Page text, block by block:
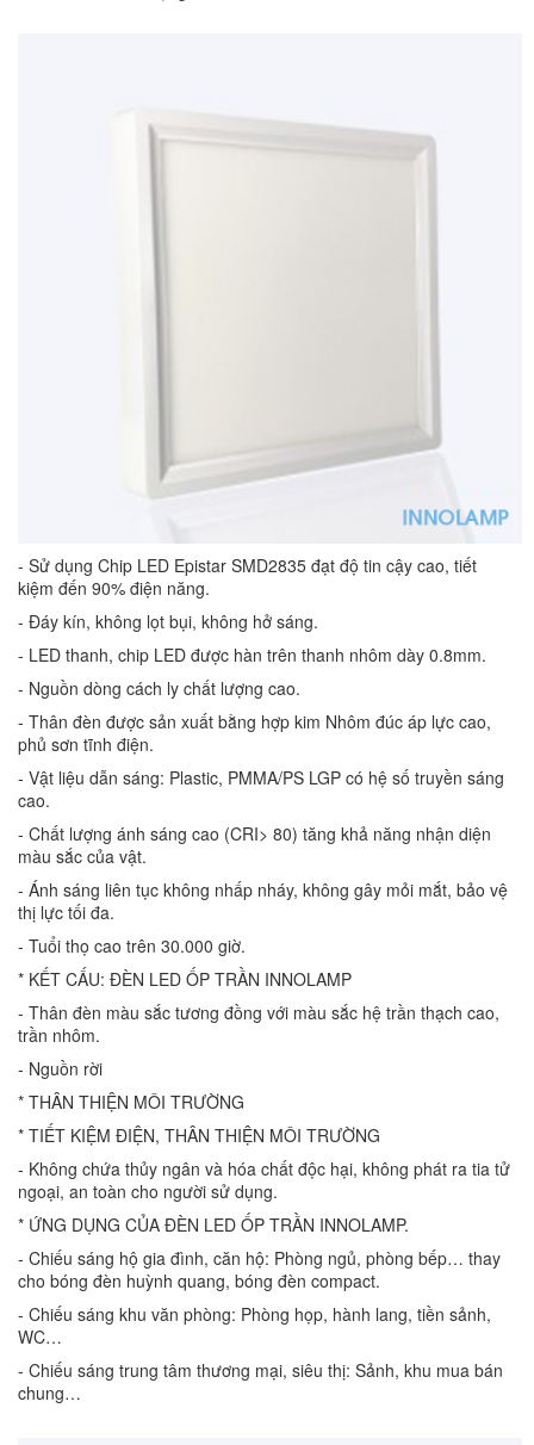
- Sử dụng Chip LED Epistar SMD2835 đạt độ tin cậy cao, tiết
kiệm đến 90% điện năng.
- Đáy kín, không lọt bụi, không hở sáng.
- LED thanh, chip LED được hàn trên thanh nhôm dày 0.8mm.
- Nguồn dòng cách ly chất lượng cao.
- Thân đèn được sản xuất bằng hợp kim Nhôm đúc áp lực cao,
phủ sơn tĩnh điện.
- Vật liệu dẫn sáng: Plastic, PMMA/PS LGP có hệ số truyền sáng
cao.
- Chất lượng ánh sáng cao (CRI> 80) tăng khả năng nhận diện
màu sắc của vật.
- Ánh sáng liên tục không nhấp nháy, không gây mỏi mắt, bảo vệ
thị lực tối đa.
- Tuổi thọ cao trên 30.000 giờ.
* KẾT CẤU: ĐÈN LED ỐP TRẦN INNOLAMP
- Thân đèn màu sắc tương đồng với màu sắc hệ trần thạch cao,
trần nhôm.
- Nguồn rời
* THÂN THIỆN MÔI TRƯỜNG
* TIẾT KIỆM ĐIỆN, THÂN THIỆN MÔI TRƯỜNG
- Không chứa thủy ngân và hóa chất độc hại, không phát ra tia tử
ngoại, an toàn cho người sử dụng.
* ỨNG DỤNG CỦA ĐÈN LED ỐP TRẦN INNOLAMP.
- Chiếu sáng hộ gia đình, căn hộ: Phòng ngủ, phòng bếp… thay
cho bóng đèn huỳnh quang, bóng đèn compact.
- Chiếu sáng khu văn phòng: Phòng họp, hành lang, tiền sảnh,
WC…
- Chiếu sáng trung tâm thương mại, siêu thị: Sảnh, khu mua bán
chung…